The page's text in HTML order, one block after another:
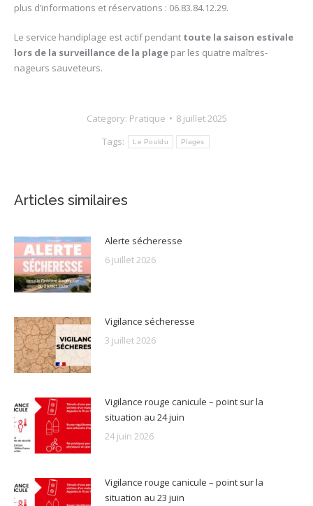
plus d’informations et réservations : 06.83.84.12.29.
Le service handiplage est actif pendant toute la saison estivale
lors de la surveillance de la plage par les quatre maîtres-
nageurs sauveteurs.
Category: Pratique
8 juillet 2025
Tags:
Le Pouldu Plages
Articles similaires
Alerte sécheresse
6 juillet 2026
Vigilance sécheresse
3 juillet 2026
Vigilance rouge canicule – point sur la
situation au 24 juin
24 juin 2026
Vigilance rouge canicule – point sur la
situation au 23 juin